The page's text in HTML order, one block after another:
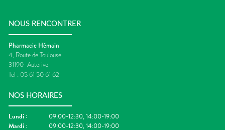
NOUS RENCONTRER
Pharmacie Hémain
4, Route de Toulouse
31190 Auterive
Tel : 05 61 50 61 62
NOS HORAIRES
Lundi :
09:00-12:30, 14:00-19:00
Mardi :
09:00-12:30, 14:00-19:00